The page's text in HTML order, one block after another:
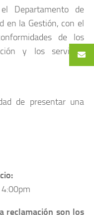
Departamento de
en la Gestión, con el
de los
y los servicios
de presentar una
4:00pm
reclamación son los